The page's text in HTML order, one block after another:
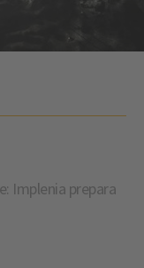
Implenia prepara